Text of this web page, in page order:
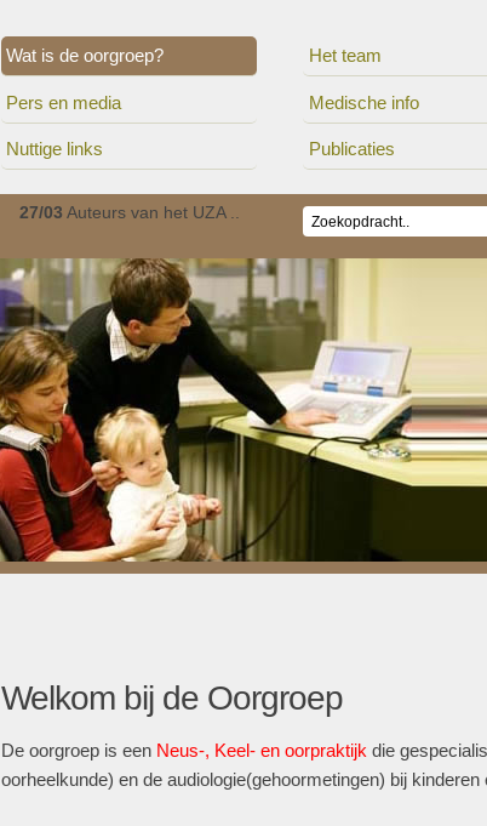
Wat is de oorgroep?
Pers en media
Nuttige links
Het team
Medische info
Publicaties
27/03 Auteurs van het UZA .. 01/01De Oorgroep is verhe..
Welkom bij de Oorgroep
De oorgroep is een Neus-, Keel- en oorpraktijk die
oorheelkunde) en de audiologie(gehoormetingen) bij